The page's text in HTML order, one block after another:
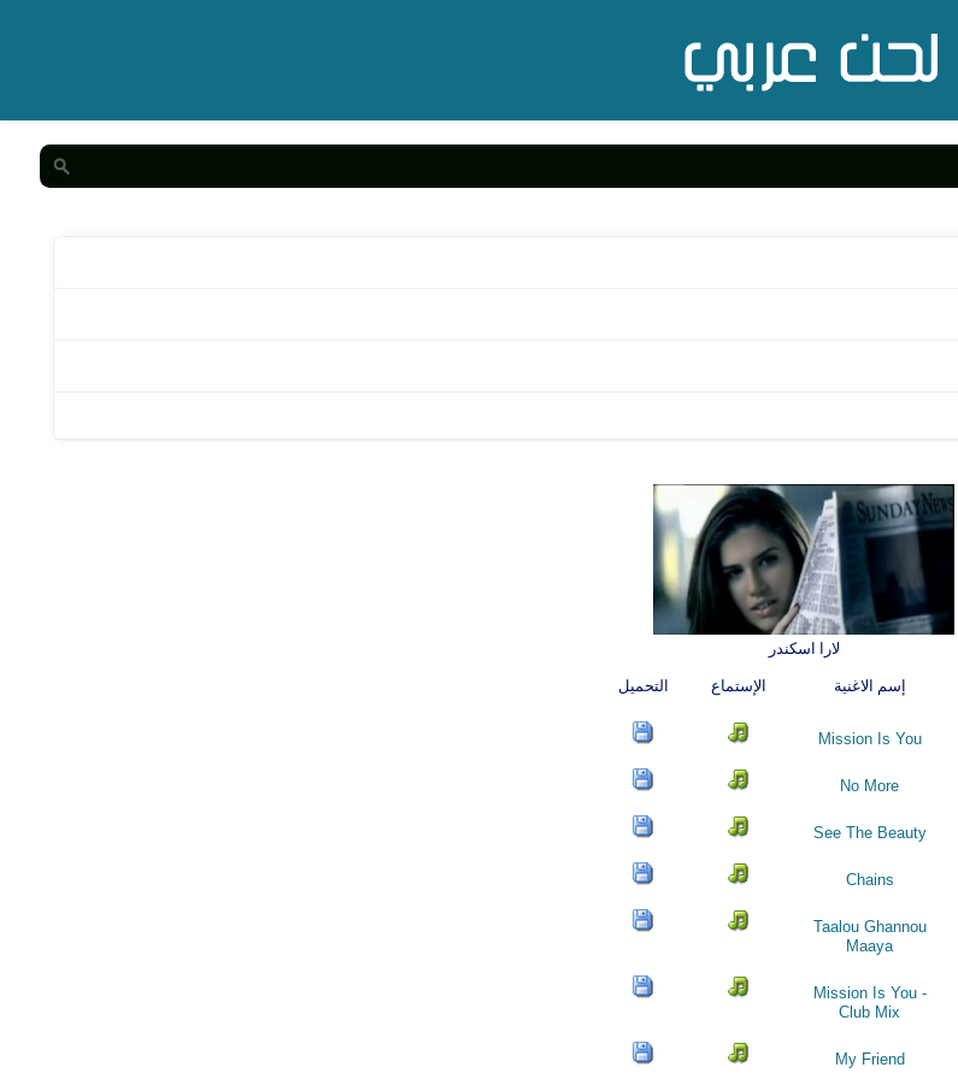
لارا اسكندر
إسم الاغنية الإستماع التحميل
Mission Is You
No More
See The Beauty
Chains
Taalou Ghannou
Maaya
Mission Is You -
Club Mix
My Friend